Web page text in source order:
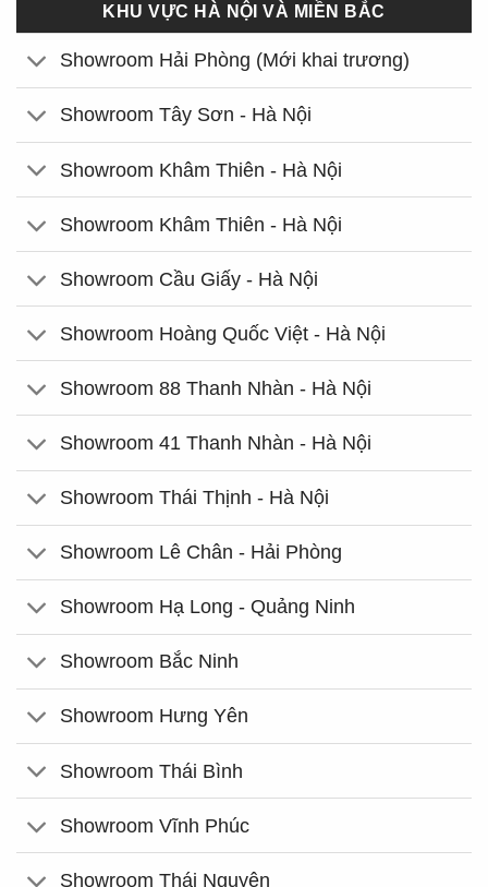
KHU VỰC HÀ NỘI VÀ MIỀN BẮC
Showroom Hải Phòng (Mới khai trương)
Showroom Tây Sơn - Hà Nội
Showroom Khâm Thiên - Hà Nội
Showroom Khâm Thiên - Hà Nội
Showroom Cầu Giấy - Hà Nội
Showroom Hoàng Quốc Việt - Hà Nội
Showroom 88 Thanh Nhàn - Hà Nội
Showroom 41 Thanh Nhàn - Hà Nội
Showroom Thái Thịnh - Hà Nội
Showroom Lê Chân - Hải Phòng
Showroom Hạ Long - Quảng Ninh
Showroom Bắc Ninh
Showroom Hưng Yên
Showroom Thái Bình
Showroom Vĩnh Phúc
Showroom Thái Nguyên